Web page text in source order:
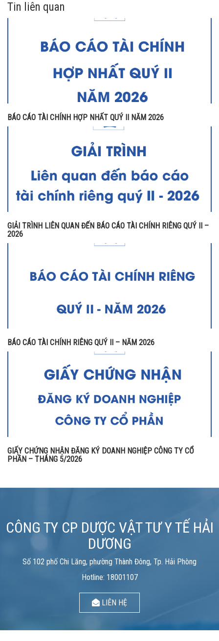
Tin liên quan
BÁO CÁO TÀI CHÍNH HỢP NHẤT QUÝ II NĂM 2026
GIẢI TRÌNH LIÊN QUAN ĐẾN BÁO CÁO TÀI CHÍNH RIÊNG QUÝ II –
2026
BÁO CÁO TÀI CHÍNH RIÊNG QUÝ II – NĂM 2026
GIẤY CHỨNG NHẬN ĐĂNG KÝ DOANH NGHIỆP CÔNG TY CỔ
PHẦN – THÁNG 5/2026
CÔNG TY CP DƯỢC VẬT TƯ Y TẾ HẢI
DƯƠNG
Số 102 phố Chi Lăng, phường Thành Đông, Tp. Hải Phòng
Hotline: 18001107
LIÊN HỆ